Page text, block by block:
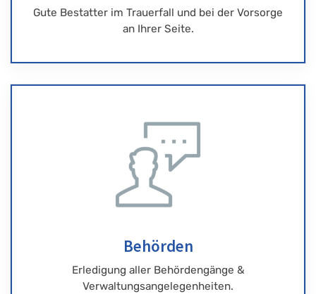
Gute Bestatter im Trauerfall und bei der Vorsorge
an Ihrer Seite.
Behörden
Erledigung aller Behördengänge &
Verwaltungsangelegenheiten.